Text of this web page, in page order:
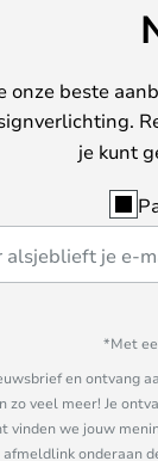
onze beste
je kunt
*Met
en ontvang
zo veel meer! Je
vinden we jouw
onderaan